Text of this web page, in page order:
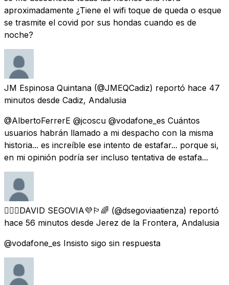
aproximadamente ¿Tiene el wifi toque de queda o esque
se trasmite el covid por sus hondas cuando es de
noche?
JM Espinosa Quintana (@JMEQCadiz) reportó hace 47
minutos desde Cadiz, Andalusia
@AlbertoFerrerE @jcoscu @vodafone_es Cuántos
usuarios habrán llamado a mi despacho con la misma
historia... es increíble ese intento de estafar... porque si,
en mi opinión podría ser incluso tentativa de estafa...
🏳️‍🌈💜DAVID SEGOVIA💜🏳️‍🌈 (@dsegoviaatienza) reportó
hace 56 minutos desde Jerez de la Frontera, Andalusia
@vodafone_es Insisto sigo sin respuesta